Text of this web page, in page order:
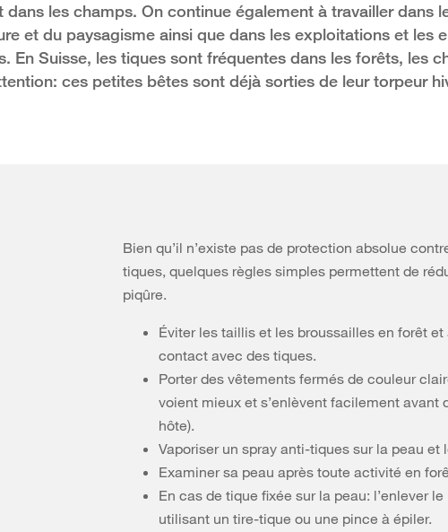
dans les champs. On continue également à travailler dans
et du paysagisme ainsi que dans les exploitations et les
En Suisse, les tiques sont fréquentes dans les forêts, les
ces petites bêtes sont déjà sorties de leur torpeur
Bien qu’il n’existe pas de protection absolue
tiques, quelques règles simples permettent de
piqûre.
Éviter les taillis et les broussailles en forêt
contact avec des tiques.
Porter des vêtements fermés de couleur
voient mieux et s’enlèvent facilement avant
hôte).
Vaporiser un spray anti-tiques sur la peau et
Examiner sa peau après toute activité en
En cas de tique fixée sur la peau: l’enlever
utilisant un tire-tique ou une pince à épiler.